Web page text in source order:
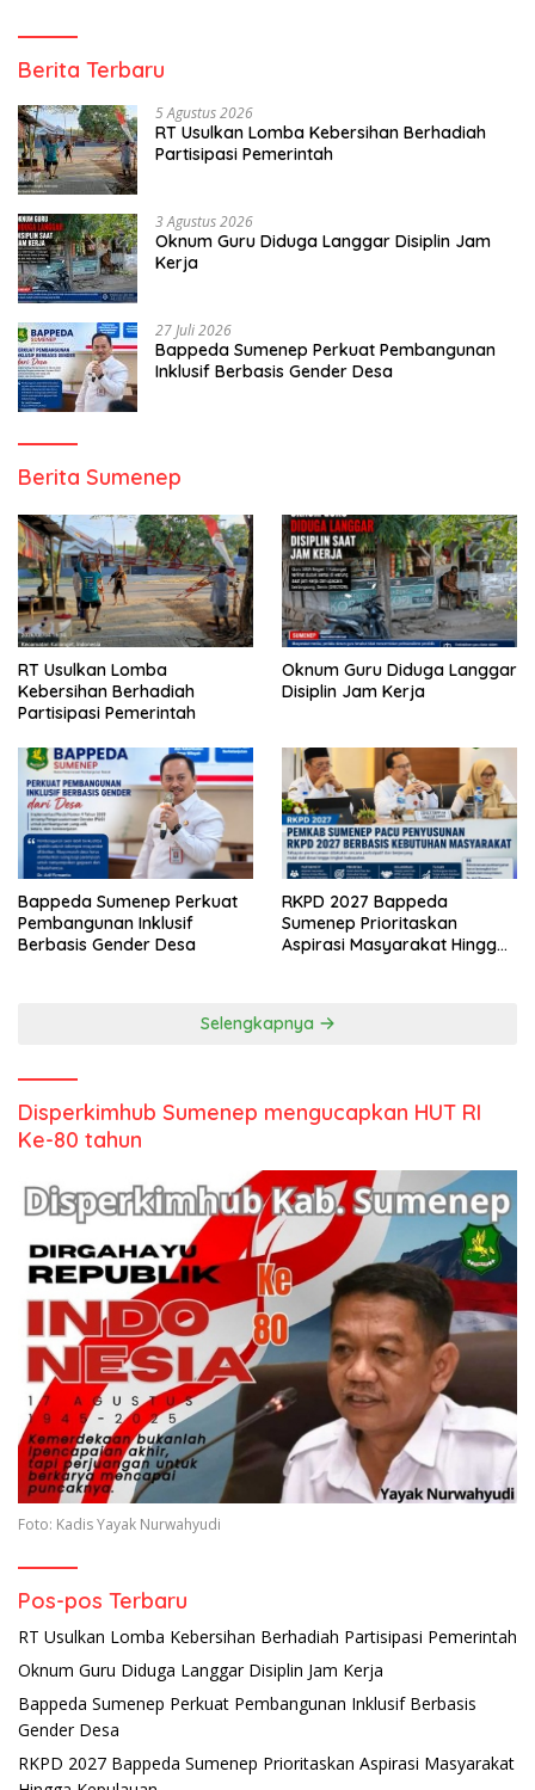
Berita Terbaru
5 Agustus 2026
RT Usulkan Lomba Kebersihan Berhadiah
Partisipasi Pemerintah
3 Agustus 2026
Oknum Guru Diduga Langgar Disiplin Jam
Kerja
27 Juli 2026
Bappeda Sumenep Perkuat Pembangunan
Inklusif Berbasis Gender Desa
Berita Sumenep
RT Usulkan Lomba
Kebersihan Berhadiah
Partisipasi Pemerintah
Oknum Guru Diduga Langgar
Disiplin Jam Kerja
Bappeda Sumenep Perkuat
Pembangunan Inklusif
Berbasis Gender Desa
RKPD 2027 Bappeda
Sumenep Prioritaskan
Aspirasi Masyarakat Hingga
Selengkapnya
Disperkimhub Sumenep mengucapkan HUT RI
Ke-80 tahun
Foto: Kadis Yayak Nurwahyudi
Pos-pos Terbaru
RT Usulkan Lomba Kebersihan Berhadiah Partisipasi Pemerintah
Oknum Guru Diduga Langgar Disiplin Jam Kerja
Bappeda Sumenep Perkuat Pembangunan Inklusif Berbasis
Gender Desa
RKPD 2027 Bappeda Sumenep Prioritaskan Aspirasi Masyarakat